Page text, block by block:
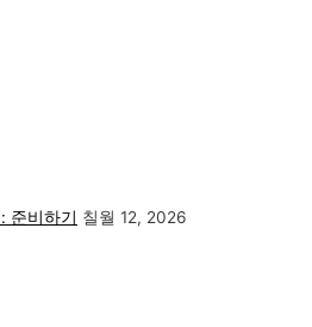
준비하기 칠월 12, 2026